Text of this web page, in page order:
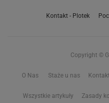
Kontakt - Plotek
Copyright ©
O Nas Staże u nas
Wszystkie artykuły Zasady